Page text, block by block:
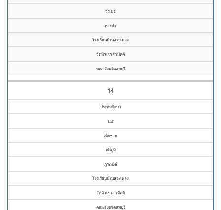
วรเมธ
ทองคำ
โรงเรียนบ้านสระเพลง
วัดหัวเขาสามัคคี
คณะจังหวัดลพบุรี
14
ประถมศึกษา
ป.๕
เด็กชาย
ณัฐภูมิ
ภู่ระหงษ์
โรงเรียนบ้านสระเพลง
วัดหัวเขาสามัคคี
คณะจังหวัดลพบุรี